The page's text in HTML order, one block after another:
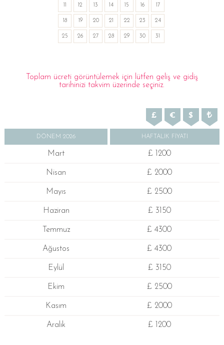
12 13 14 15 16 17
18 19 20 21 22 23 24
25 26 27 28 29 30 31
Toplam ücreti görüntülemek için lütfen geliş ve gidiş
tarihinizi takvim üzerinde seçiniz.
£ € $
DÖNEM 2026 HAFTALIK FİYATI
Mart £ 1200
Nisan £ 2000
Mayıs £ 2500
Haziran £ 3150
Temmuz £ 4300
Ağustos £ 4300
Eylül £ 3150
Ekim £ 2500
Kasım £ 2000
Aralık £ 1200